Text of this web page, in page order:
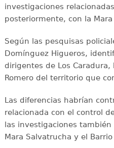
investigaciones
posteriormente, con la
Según las pesquisas
Domínguez Higueros,
dirigentes de Los
Romero del territorio que
Las diferencias habrían
relacionada con el control
las investigaciones
Mara Salvatrucha y el